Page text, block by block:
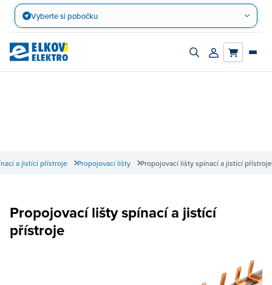
Přejít
obsah
Vyberte si pobočku
Zapnout/vypnout
Přihlásit/
Propojovací lišty spínací a jistící přístroje
Propojovací lišty
a jistící přístroje
Propojovací lišty spínací a jistící
přístroje